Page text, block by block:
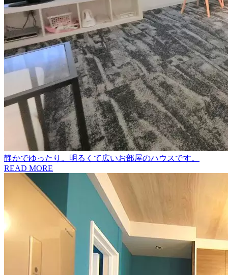
静かでゆったり。明るくて広いお部屋のハウスです。
READ MORE